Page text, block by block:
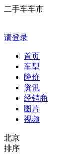
二手车车市
请登录
首页
车型
降价
资讯
经销商
图片
视频
北京
排序